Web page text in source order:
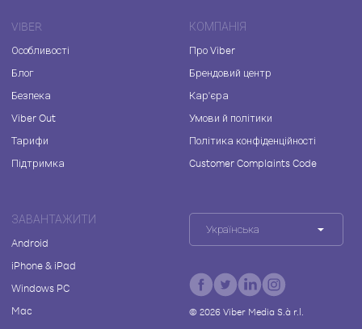
VIBER
Особливості
Блог
Безпека
Viber Out
Тарифи
Підтримка
КОМПАНІЯ
Про Viber
Брендовий центр
Кар'єра
Умови й політики
Політика конфіденційності
Customer Complaints Code
ЗАВАНТАЖИТИ
Android
iPhone & iPad
Windows PC
Mac
Українська
© 2026Viber Media S.à r.l.